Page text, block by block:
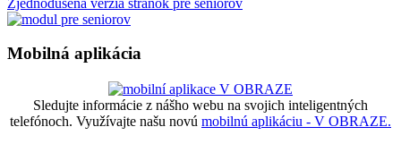
Mobilná aplikácia
Sledujte informácie z nášho webu na svojich inteligentných
telefónoch. Využívajte našu novú mobilnú aplikáciu - V OBRAZE.